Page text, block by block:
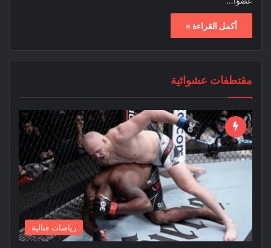
أكمل القراءة »
مقتطفات عشوائية
رياضات قتالية